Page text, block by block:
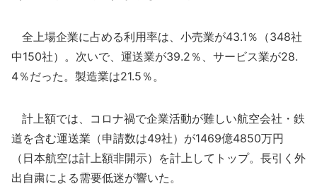
全上場企業に占める利用率は、小売業が43.1％（348社
中150社）。次いで、運送業が39.2％、サービス業が28.
4％だった。製造業は21.5％。
計上額では、コロナ禍で企業活動が難しい航空会社・鉄
道を含む運送業（申請数は49社）が1469億4850万円
（日本航空は計上額非開示）を計上してトップ。長引く外
出自粛による需要低迷が響いた。